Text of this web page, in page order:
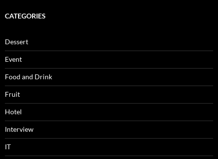
CATEGORIES
Dessert
Event
Food and Drink
Fruit
Hotel
Interview
IT